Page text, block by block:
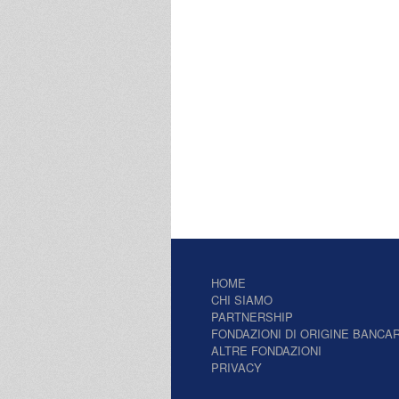
HOME
CHI SIAMO
PARTNERSHIP
FONDAZIONI DI ORIGINE
ALTRE FONDAZIONI
PRIVACY